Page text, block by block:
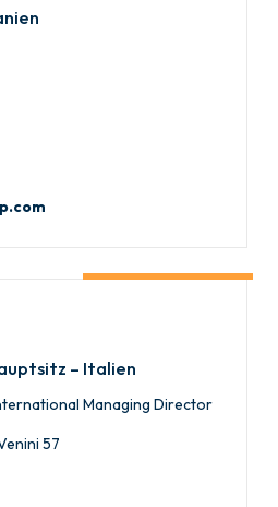
– Italien
Managing Director
57